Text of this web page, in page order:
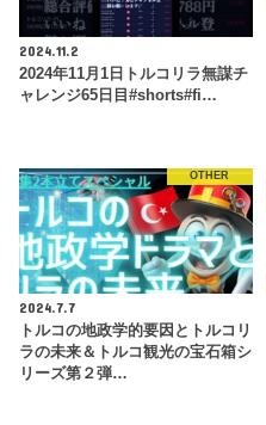
2024.11.2
2024年11月1日トルコリラ無謀チ
ャレンジ65日目#shorts#fi…
OTHER
2024.7.7
トルコの地政学的要因とトルコリ
ラの未来＆トルコ観光の宝石箱シ
リーズ第２弾…